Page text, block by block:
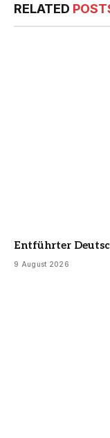
RELATED
Entführter
9 August 2026